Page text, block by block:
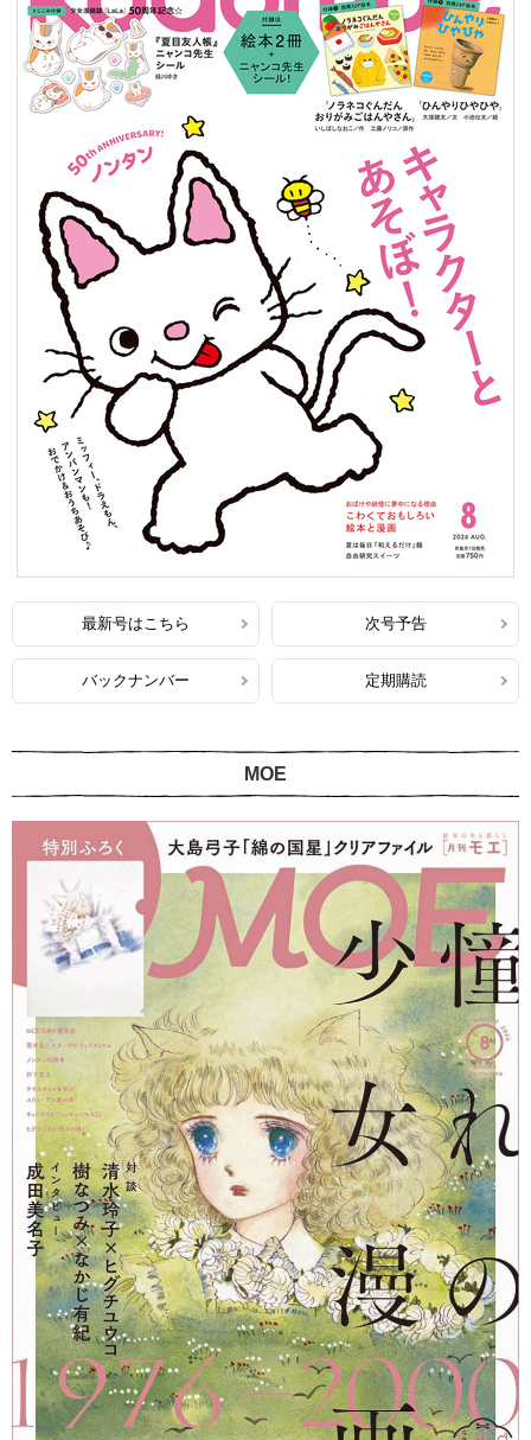
最新号はこちら 次号予告
バックナンバー 定期購読
MOE